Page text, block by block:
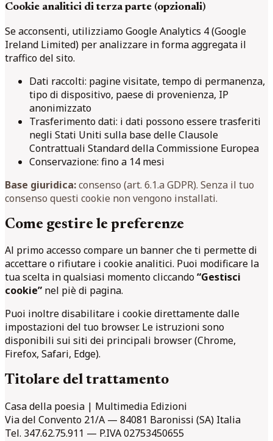
Cookie analitici di terza parte (opzionali)
Se acconsenti, utilizziamo Google Analytics 4 (Google
Ireland Limited) per analizzare in forma aggregata il
traffico del sito.
Dati raccolti: pagine visitate, tempo di permanenza,
tipo di dispositivo, paese di provenienza, IP
anonimizzato
Trasferimento dati: i dati possono essere trasferiti
negli Stati Uniti sulla base delle Clausole
Contrattuali Standard della Commissione Europea
Conservazione: fino a 14 mesi
Base giuridica:consenso (art. 6.1.a GDPR). Senza il tuo
consenso questi cookie non vengono installati.
Come gestire le preferenze
Al primo accesso compare un banner che ti permette di
accettare o rifiutare i cookie analitici. Puoi modificare la
tua scelta in qualsiasi momento cliccando“Gestisci
cookie” nel piè di pagina.
Puoi inoltre disabilitare i cookie direttamente dalle
impostazioni del tuo browser. Le istruzioni sono
disponibili sui siti dei principali browser (Chrome,
Firefox, Safari, Edge).
Titolare del trattamento
Casa della poesia | Multimedia Edizioni
Via del Convento 21/A — 84081 Baronissi (SA) Italia
Tel. 347.62.75.911 — P.IVA 02753450655